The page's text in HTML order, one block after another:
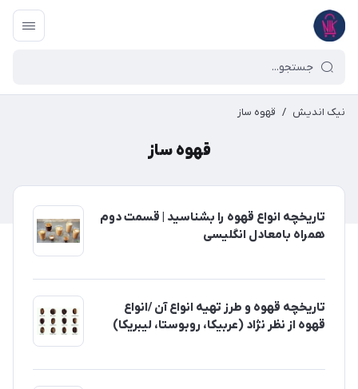
نیک اندیش / قهوه ساز
قهوه ساز
تاریخچه انواع قهوه را بشناسید | قسمت دوم
همراه بامعادل انگلیسی
تاریخچه قهوه و طرز تهیه انواع آن /انواع
قهوه از نظر نژاد (عربیکا، روبوستا، لیبریکا)